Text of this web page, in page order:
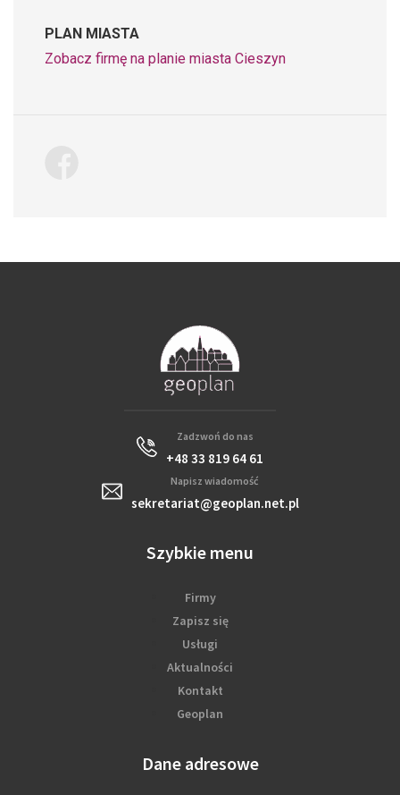
PLAN MIASTA
Zobacz firmę na planie miasta Cieszyn
Zadzwoń do nas
+48 33 819 64 61
Napisz wiadomość
sekretariat@geoplan.net.pl
Szybkie menu
Firmy
Zapisz się
Usługi
Aktualności
Kontakt
Geoplan
Dane adresowe